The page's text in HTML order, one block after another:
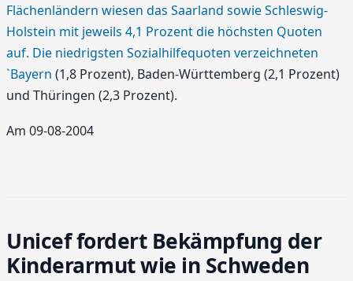
Flächenländern wiesen das Saarland sowie Schleswig-
Holstein mit jeweils 4,1 Prozent die höchsten Quoten
auf. Die niedrigsten Sozialhilfequoten verzeichneten
`Bayern (1,8 Prozent), Baden-Württemberg (2,1 Prozent)
und Thüringen (2,3 Prozent).
Am 09-08-2004
Unicef fordert Bekämpfung der
Kinderarmut wie in Schweden